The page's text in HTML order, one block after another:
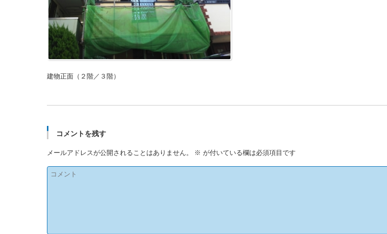
建物正面（２階／３階）
コメントを残す
メールアドレスが公開されることはありません。 ※ が付いている欄は必須項目です